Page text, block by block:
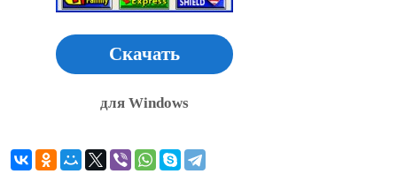
Скачать
для Windows